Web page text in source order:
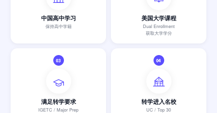
中国高中学习
保持高中学籍
美国大学课程
Dual Enrollment
获取大学学分
03
满足转学要求
IGETC / Major Prep
04
转学进入名校
UC / Top 30